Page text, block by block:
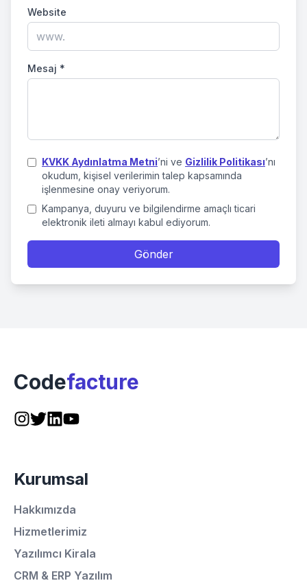
Website
Mesaj *
KVKK Aydınlatma Metni’ni ve Gizlilik Politikası’nı
okudum, kişisel verilerimin talep kapsamında
işlenmesine onay veriyorum.
Kampanya, duyuru ve bilgilendirme amaçlı ticari
elektronik ileti almayı kabul ediyorum.
Gönder
Codefacture
Kurumsal
Hakkımızda
Hizmetlerimiz
Yazılımcı Kirala
CRM & ERP Yazılım